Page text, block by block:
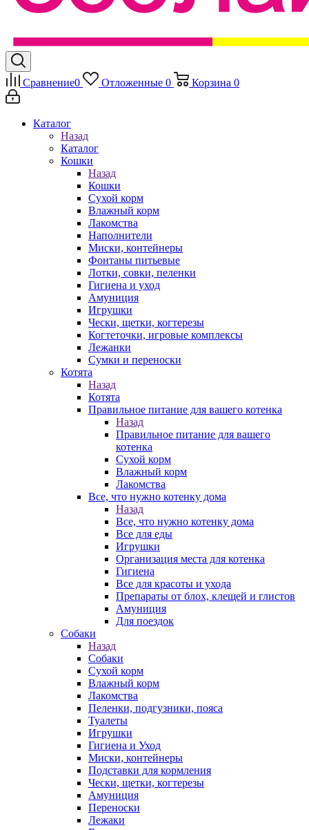
Сравнение0 Отложенные 0 Корзина 0
Каталог
Назад
Каталог
Кошки
Назад
Кошки
Сухой корм
Влажный корм
Лакомства
Наполнители
Миски, контейнеры
Фонтаны питьевые
Лотки, совки, пеленки
Гигиена и уход
Амуниция
Игрушки
Чески, щетки, когтерезы
Когтеточки, игровые комплексы
Лежанки
Сумки и переноски
Котята
Назад
Котята
Правильное питание для вашего котенка
Назад
Правильное питание для вашего
котенка
Сухой корм
Влажный корм
Лакомства
Все, что нужно котенку дома
Назад
Все, что нужно котенку дома
Все для еды
Игрушки
Организация места для котенка
Гигиена
Все для красоты и ухода
Препараты от блох, клещей и глистов
Амуниция
Для поездок
Собаки
Назад
Собаки
Сухой корм
Влажный корм
Лакомства
Пеленки, подгузники, пояса
Туалеты
Игрушки
Гигиена и Уход
Миски, контейнеры
Подставки для кормления
Чески, щетки, когтерезы
Амуниция
Переноски
Лежаки